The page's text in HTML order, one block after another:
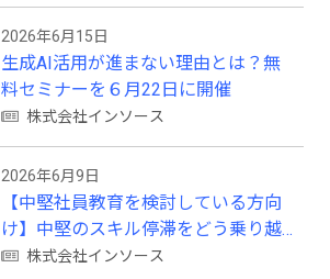
2026年6月15日
生成AI活用が進まない理由とは？無
料セミナーを６月22日に開催
株式会社インソース
2026年6月9日
【中堅社員教育を検討している方向
け】中堅のスキル停滞をどう乗り越
えるか（2026年8月19日）
株式会社インソース